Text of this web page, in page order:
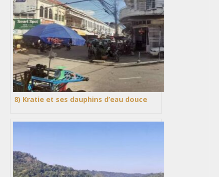
8) Kratie et ses dauphins d’eau douce